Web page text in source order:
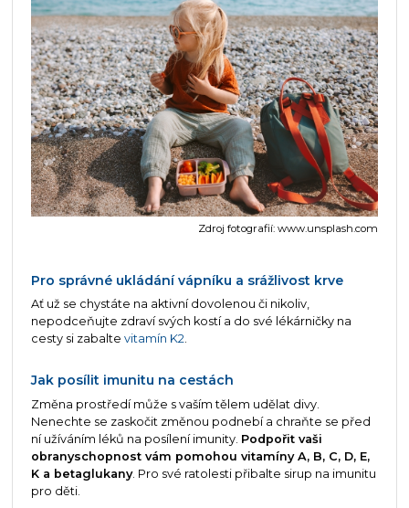
Zdroj fotografií: www.unsplash.com
Pro správné ukládání vápníku a srážlivost krve
Ať už se chystáte na aktivní dovolenou či nikoliv,
nepodceňujte zdraví svých kostí a do své lékárničky na
cesty si zabalte vitamín K2
Jak posílit imunitu na cestách
Změna prostředí může s vaším tělem udělat divy.
Nenechte se zaskočit změnou podnebí a chraňte se před
ní užíváním léků na posílení imunity. Podpořit vaši
obranyschopnost vám pomohou vitamíny A, B, C, D, E,
K a betaglukany. Pro své ratolesti přibalte sirup na imunitu
pro děti.